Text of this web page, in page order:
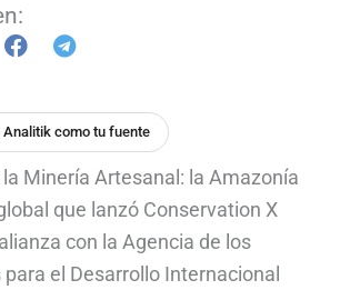
Analitik como tu fuente
la Minería Artesanal: la Amazonía
que lanzó Conservation X
con la Agencia de los
el Desarrollo Internacional